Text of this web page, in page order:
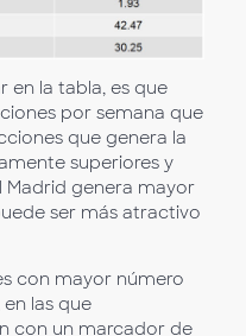
en la tabla, es que
por semana que
que genera la
superiores y
Madrid genera mayor
ser más atractivo
con mayor número
las que
con un marcador de